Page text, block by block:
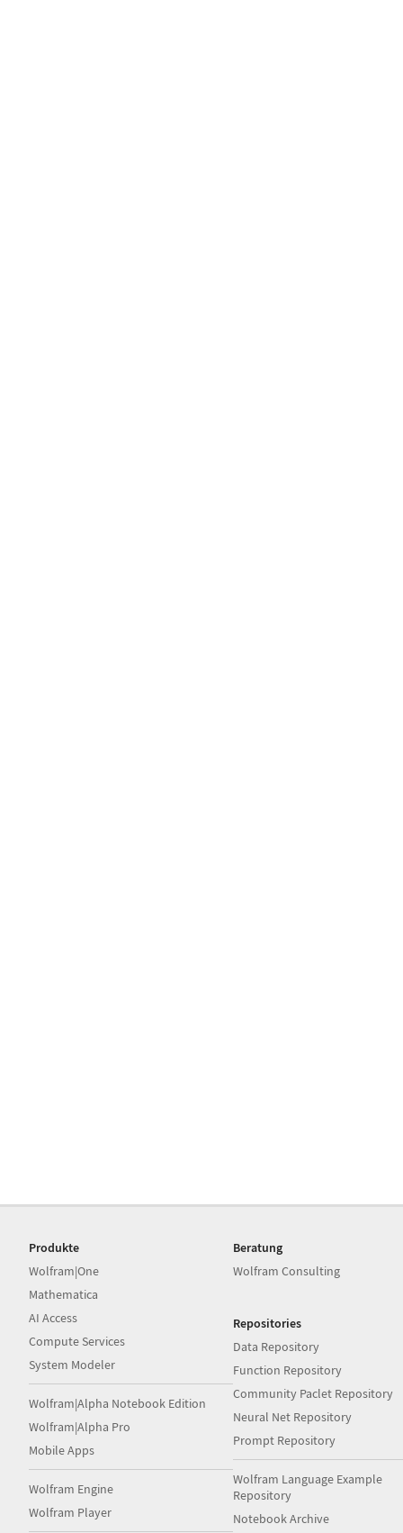
Produkte
Wolfram|One
Mathematica
AI Access
Compute Services
System Modeler
Wolfram|Alpha Notebook Edition
Wolfram|Alpha Pro
Mobile Apps
Wolfram Engine
Wolfram Player
Beratung
Wolfram Consulting
Repositories
Data Repository
Function Repository
Community Paclet Repository
Neural Net Repository
Prompt Repository
Wolfram Language Example
Repository
Notebook Archive